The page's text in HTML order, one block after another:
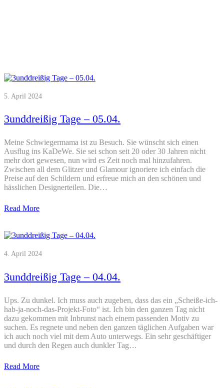
5. April 2024
3unddreißig Tage – 05.04.
Meine Schwiegermama ist zu Besuch. Sie wünscht sich einen
Ausflug ins KaDeWe. Sie sei schon seit 20 oder 30 Jahren nicht
mehr dort gewesen, nun wird es Zeit noch mal hinzufahren.
Zwischen all dem Glitzer und Glamour ignoriere ich einfach die
Preise auf den Schildern und erfreue mich an den schönen und
hässlichen Designerteilen. Die…
Read More
4. April 2024
3unddreißig Tage – 04.04.
Ups. Zu dunkel. Ich muss auch zugeben, dass das ein „Scheiße-ich-
hab-ja-noch-das-Projekt-Foto“ ist. Ich bin den ganzen Tag nicht
dazu gekommen mit Inbrunst nach einem passenden Motiv zu
suchen. Es regnete und neben den ganzen täglichen Aufgaben war
ich auch noch viel mit dem Auto unterwegs. Ein sehr geschäftiger
und durch den Regen auch dunkler Tag…
Read More